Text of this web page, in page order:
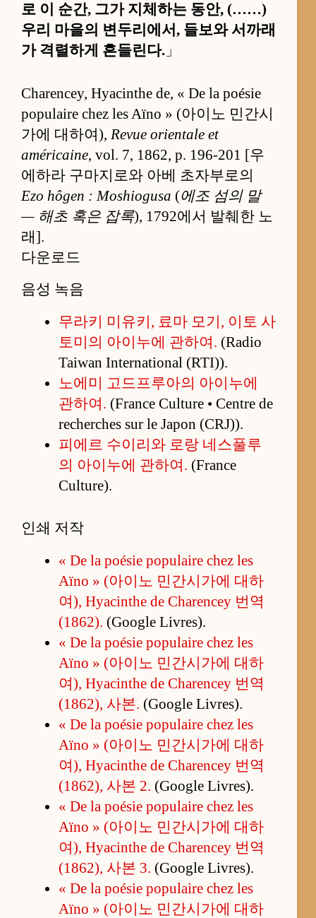
로 이 순간, 그가 지체하는 동안, (……)
우리 마을의 변두리에서, 들보와 서까래
가 격렬하게 흔들린다. 」
Charencey, Hyacinthe de, « De la poésie
populaire chez les Aïno » (아이노 민간시
가에 대하여), Revue orientale et
américaine, vol. 7, 1862, p. 196-201 [우
에하라 구마지로와 아베 초자부로의
Ezo hôgen : Moshiogusa (에조 섬의 말
— 해초 혹은 잡록), 1792에서 발췌한 노
래].
다운로드
음성 녹음
무라키 미유키, 료마 모기, 이토 사
토미의 아이누에 관하여. (Radio
Taiwan International (RTI)).
노에미 고드프루아의 아이누에
관하여. (France Culture • Centre de
recherches sur le Japon (CRJ)).
피에르 수이리와 로랑 네스풀루
의 아이누에 관하여. (France
Culture).
인쇄 저작
« De la poésie populaire chez les
Aïno » (아이노 민간시가에 대하
여), Hyacinthe de Charencey 번역
(1862). (Google Livres).
« De la poésie populaire chez les
Aïno » (아이노 민간시가에 대하
여), Hyacinthe de Charencey 번역
(1862), 사본. (Google Livres).
« De la poésie populaire chez les
Aïno » (아이노 민간시가에 대하
여), Hyacinthe de Charencey 번역
(1862), 사본 2. (Google Livres).
« De la poésie populaire chez les
Aïno » (아이노 민간시가에 대하
여), Hyacinthe de Charencey 번역
(1862), 사본 3. (Google Livres).
« De la poésie populaire chez les
Aïno » (아이노 민간시가에 대하